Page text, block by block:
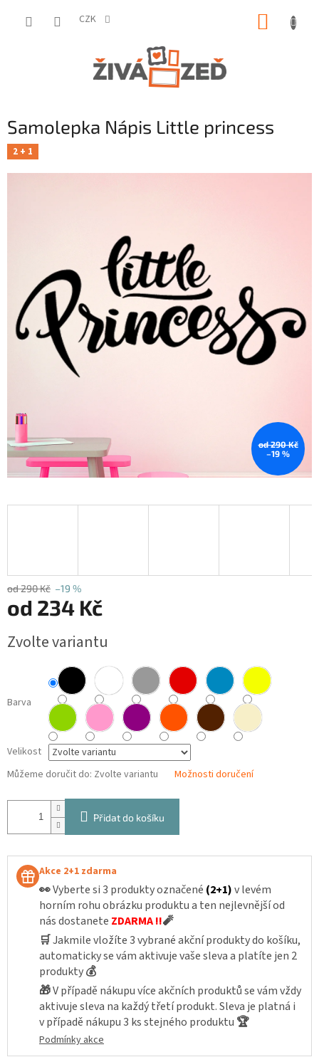
CZK
Samolepka Nápis Little princess
2 + 1
od 290 Kč
–19 %
od 290 Kč –19 %
od 234 Kč
cena:
Zvolte variantu
Barva
Velikost
Můžeme doručit do: Zvolte variantu Možnosti doručení
Přidat do košíku
Akce 2+1 zdarma
👀Vyberte si 3 produkty označené (2+1)v levém
horním rohu obrázku produktu a ten nejlevnější od
nás dostanete ZDARMA !!🧨
🛒Jakmile vložíte 3 vybrané akční produkty do košíku,
automaticky se vám aktivuje vaše sleva a platíte jen 2
produkty💰
🎁V případě nákupu více akčních produktů se vám vždy
aktivuje sleva na každý třetí produkt. Sleva je platná i
v případě nákupu 3 ks stejného produktu 🏆
Podmínky akce